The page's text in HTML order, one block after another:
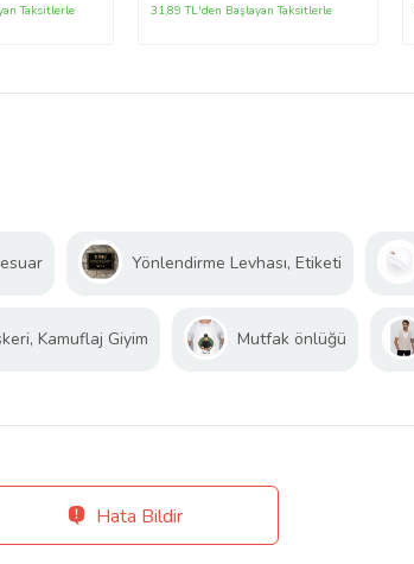
Taksitlerle 31,89 TL'den Başlayan Taksitlerle
Yönlendirme Levhası, Etiketi
Kamuflaj Giyim Mutfak önlüğü
Hata Bildir